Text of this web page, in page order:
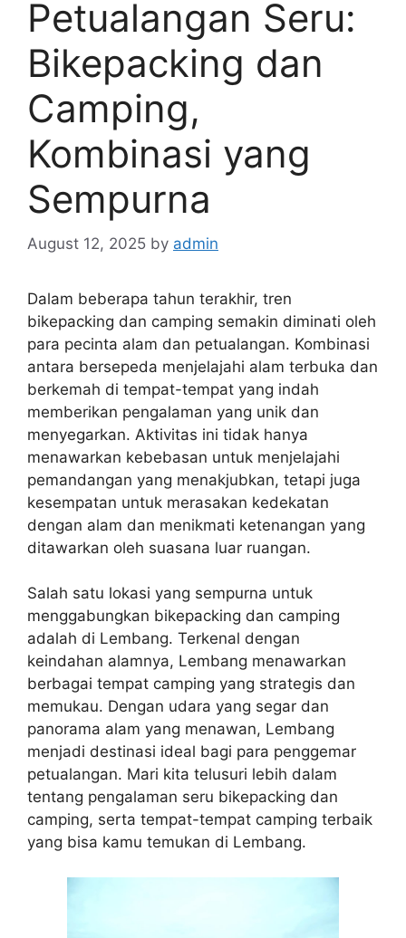
Petualangan Seru:
Bikepacking dan
Camping,
Kombinasi yang
Sempurna
August 12, 2025 by admin
Dalam beberapa tahun terakhir, tren
bikepacking dan camping semakin diminati oleh
para pecinta alam dan petualangan. Kombinasi
antara bersepeda menjelajahi alam terbuka dan
berkemah di tempat-tempat yang indah
memberikan pengalaman yang unik dan
menyegarkan. Aktivitas ini tidak hanya
menawarkan kebebasan untuk menjelajahi
pemandangan yang menakjubkan, tetapi juga
kesempatan untuk merasakan kedekatan
dengan alam dan menikmati ketenangan yang
ditawarkan oleh suasana luar ruangan.
Salah satu lokasi yang sempurna untuk
menggabungkan bikepacking dan camping
adalah di Lembang. Terkenal dengan
keindahan alamnya, Lembang menawarkan
berbagai tempat camping yang strategis dan
memukau. Dengan udara yang segar dan
panorama alam yang menawan, Lembang
menjadi destinasi ideal bagi para penggemar
petualangan. Mari kita telusuri lebih dalam
tentang pengalaman seru bikepacking dan
camping, serta tempat-tempat camping terbaik
yang bisa kamu temukan di Lembang.